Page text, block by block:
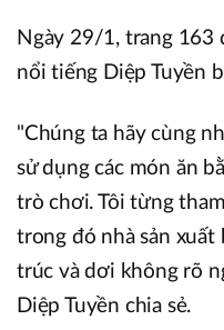
Ngày 29/1, trang 163
nổi tiếng Diệp Tuyền
"Chúng ta hãy cùng
sử dụng các món ăn
trò chơi. Tôi từng
trong đó nhà sản xuất
trúc và dơi không rõ
Diệp Tuyền chia sẻ.